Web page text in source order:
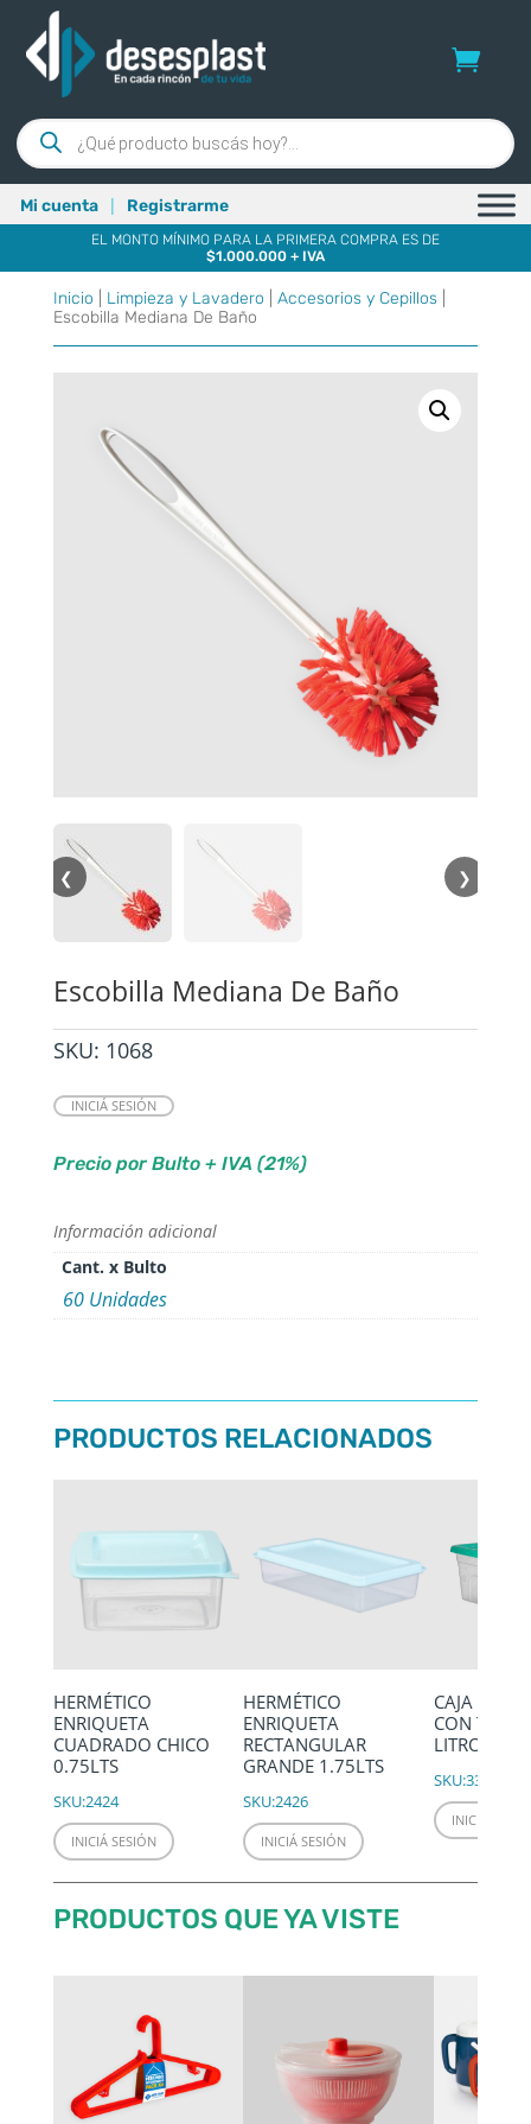
Búsqueda
de
productos
Mi cuenta | Registrarme
EL MONTO MÍNIMO PARA LA PRIMERA COMPRA ES DE
$1.000.000 + IVA
Inicio Limpieza y Lavadero Accesorios y Cepillos|
Escobilla Mediana De Baño
❮ ❯
Escobilla Mediana De Baño
SKU: 1068
INICIÁ SESIÓN
Precio por Bulto + IVA (21%)
Información adicional
Cant. x Bulto
60 Unidades
PRODUCTOS RELACIONADOS
HERMÉTICO
ENRIQUETA
CUADRADO CHICO
0.75LTS
SKU:2424
INICIÁ SESIÓN
HERMÉTICO
ENRIQUETA
RECTANGULAR
GRANDE 1.75LTS
SKU:2426
INICIÁ SESIÓN
CAJA
CON
LITROS
SKU:3380
INICIÁ
PRODUCTOS QUE YA VISTE